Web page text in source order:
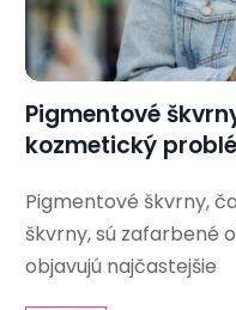
Pigmentové
kozmetický
Pigmentové škvrny,
škvrny, sú zafarbené
objavujú najčastejšie